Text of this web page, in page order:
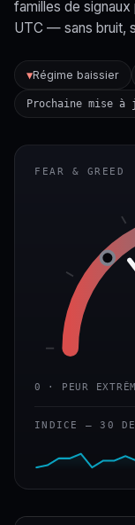
familles de
UTC — sans bruit,
▼Régime baissier
Prochaine mise à
FEAR & GREED
0 · PEUR
INDICE — 30